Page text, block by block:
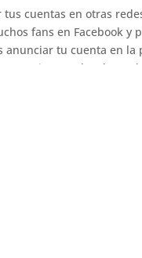
tus cuentas en otras
fans en Facebook y
anunciar tu cuenta en la
te sigan en las dos